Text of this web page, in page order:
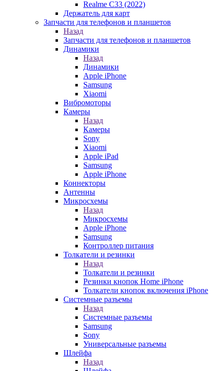
Realme C33 (2022)
Держатель для карт
Запчасти для телефонов и планшетов
Назад
Запчасти для телефонов и планшетов
Динамики
Назад
Динамики
Apple iPhone
Samsung
Xiaomi
Вибромоторы
Камеры
Назад
Камеры
Sony
Xiaomi
Apple iPad
Samsung
Apple iPhone
Коннекторы
Антенны
Микросхемы
Назад
Микросхемы
Apple iPhone
Samsung
Контроллер питания
Толкатели и резинки
Назад
Толкатели и резинки
Резинки кнопок Home iPhone
Толкатели кнопок включения iPhone
Системные разъемы
Назад
Системные разъемы
Samsung
Sony
Универсальные разъемы
Шлейфа
Назад